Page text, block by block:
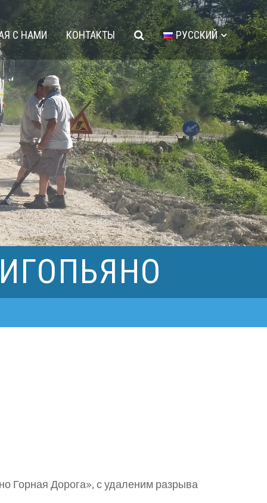
С НАМИ КОНТАКТЫ РУССКИЙ
Горная Дорога», с удаленим разрыва